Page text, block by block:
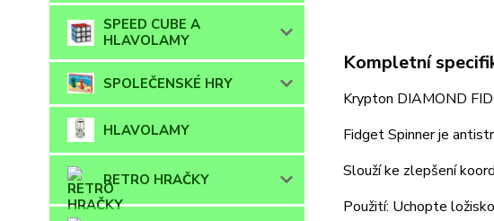
SPEED CUBE A
HLAVOLAMY
SPOLEČENSKÉ HRY
HLAVOLAMY
RETRO HRAČKY
Kompletní
Krypton DIAMOND
Fidget Spinner je
Slouží ke zlepšení
Použití: Uchopte